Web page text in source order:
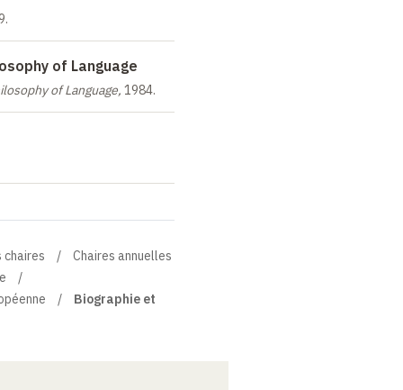
of Language
of Language, 1984.
chaires
Chaires annuelles
Biographie et